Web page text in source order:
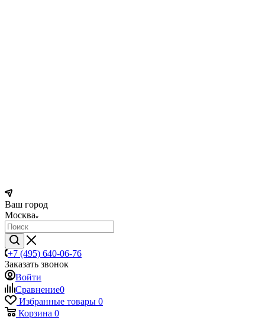
Ваш город
Москва
+7 (495) 640-06-76
Заказать звонок
Войти
Сравнение0
Избранные товары 0
Корзина 0